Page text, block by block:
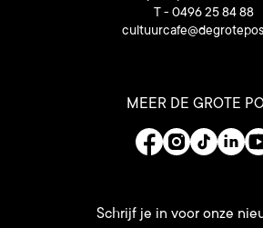
T - 0496 25 84 88
MEER DE GROTE
Schrijf je in voor onze